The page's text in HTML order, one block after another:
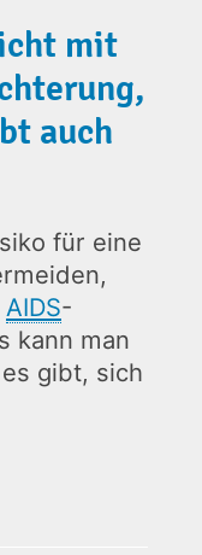
mit
auch
für eine
AIDS-
kann man
gibt, sich